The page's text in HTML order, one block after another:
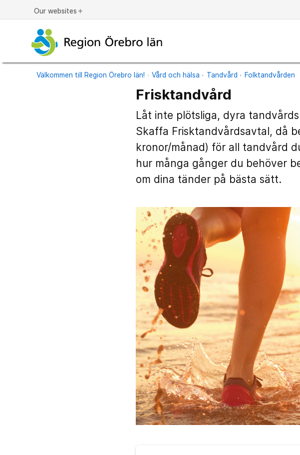
Our websites add
Välkommen till Region Örebro län! Vård och hälsa Tandvård Folktandvården
Frisktandvård
Låt inte plötsliga, dyra
Skaffa Frisktandvårdsavtal, då
kronor/månad) för all tandvård
hur många gånger du behöver
om dina tänder på bästa sätt.